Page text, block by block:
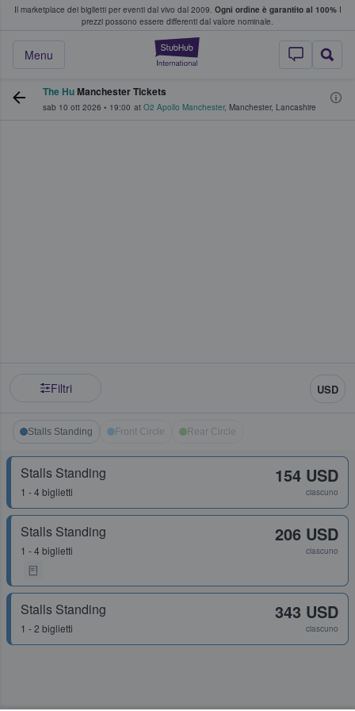
Il marketplace dei biglietti per eventi dal vivo dal 2009. Ogni ordine è garantito al 100%I
prezzi possono essere differenti dal valore nominale.
StubHub - Dove
Menu
fan comprano e vendono biglietti
The HuManchester Tickets
sab 10 ott 2026 • 19:00 at O2 Apollo Manchester, Manchester, Lancashire
Filtri USD
Stalls Standing Front Circle Rear Circle
Stalls Standing
1 - 4 biglietti
154 USD
ciascuno
Stalls Standing
1 - 4 biglietti
206 USD
ciascuno
Stalls Standing
1 - 2 biglietti
343 USD
ciascuno